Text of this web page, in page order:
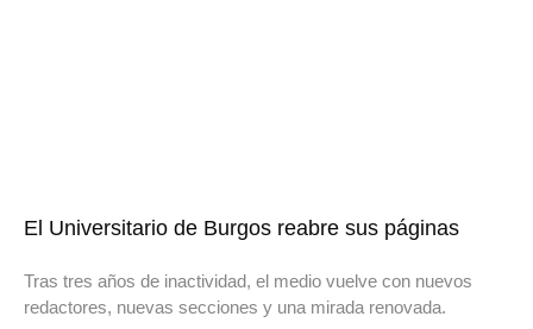
El Universitario de Burgos reabre sus páginas
Tras tres años de inactividad, el medio vuelve con nuevos
redactores, nuevas secciones y una mirada renovada.